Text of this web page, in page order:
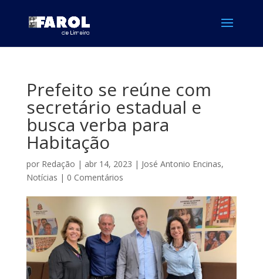
Prefeito se reúne com
secretário estadual e
busca verba para
Habitação
por Redação | abr 14, 2023 | José Antonio Encinas,
Notícias | 0 Comentários